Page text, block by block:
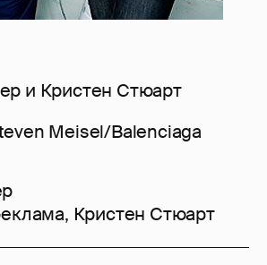
и Кристен Стюарт
Meisel/Balenciaga
, Кристен Стюарт